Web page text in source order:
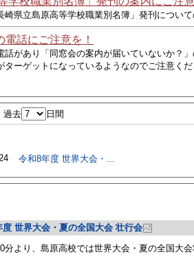
崎県立島原高等学校職業別名簿」発刊につい
電話にご注意を！
があり
「同窓会の案内が届いていないか？
ターゲットになっているようなのでご注意くだ
過去 日間
令和8年度 世界大会・...
度 世界大会・夏の全国大会 壮行会
分より、島原高校では世界大会・夏の全国大